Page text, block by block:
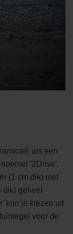
als een
'2Drive'.
(1 cm dik) met
geheel
kun je kiezen uit
voor de